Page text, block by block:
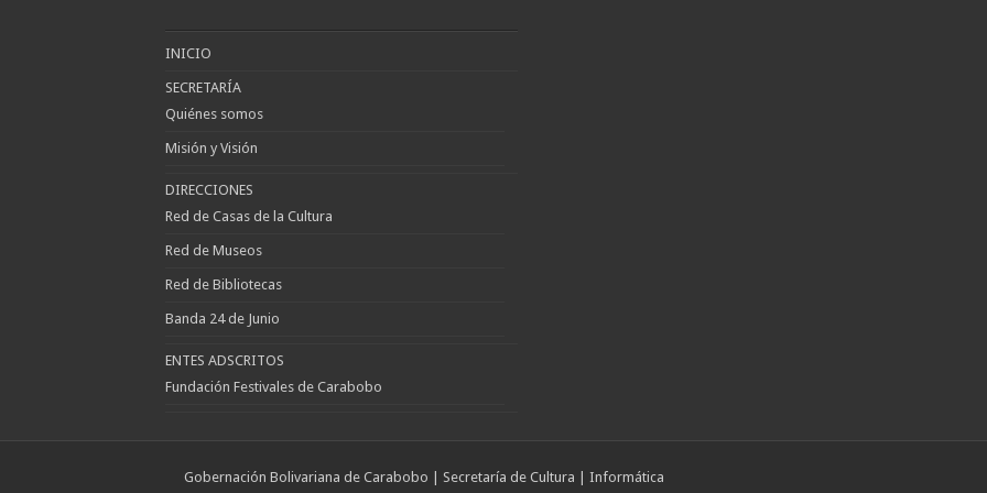
INICIO
SECRETARÍA
Quiénes somos
Misión y Visión
DIRECCIONES
Red de Casas de la Cultura
Red de Museos
Red de Bibliotecas
Banda 24 de Junio
ENTES ADSCRITOS
Fundación Festivales de Carabobo
Gobernación Bolivariana de Carabobo | Secretaría de Cultura | Informática